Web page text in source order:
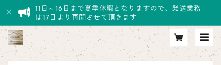
11日～16日まで夏季休暇となりますので、発送業務
は17日より再開させて頂きます